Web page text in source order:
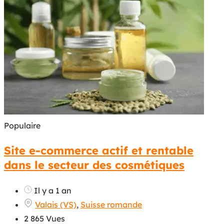
Populaire
Site e-commerce actif et rentable
dans le secteur des cosmétiques
Il y a 1 an
Valais (VS), Suisse romande
2 865 Vues